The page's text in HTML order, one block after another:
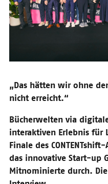
„Das hätten wir ohne
nicht erreicht.“
Bücherwelten via
interaktiven Erlebnis für
Finale des
das innovative Start-up
Mitnominierte durch.